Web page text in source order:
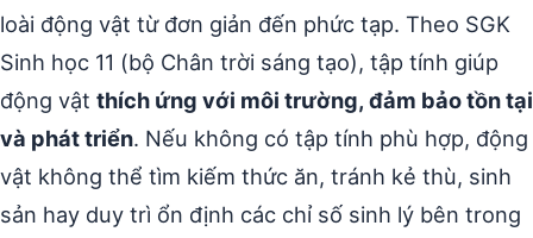
loài động vật từ đơn giản đến phức tạp. Theo SGK
Sinh học 11 (bộ Chân trời sáng tạo), tập tính giúp
động vật thích ứng với môi trường, đảm bảo tồn tại
và phát triển. Nếu không có tập tính phù hợp, động
vật không thể tìm kiếm thức ăn, tránh kẻ thù, sinh
sản hay duy trì ổn định các chỉ số sinh lý bên trong